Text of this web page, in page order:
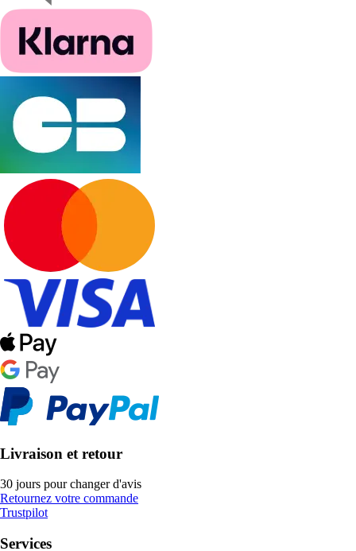
Livraison et retour
30 jours pour changer d'avis
Retournez votre commande
Trustpilot
Services